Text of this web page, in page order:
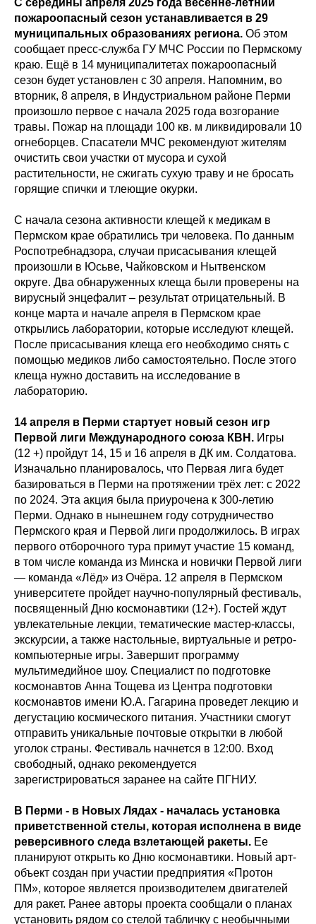
С середины апреля 2025 года весенне-летний
пожароопасный сезон устанавливается в 29
муниципальных образованиях региона. Об этом
сообщает пресс-служба ГУ МЧС России по Пермскому
краю. Ещё в 14 муниципалитетах пожароопасный
сезон будет установлен с 30 апреля. Напомним, во
вторник, 8 апреля, в Индустриальном районе Перми
произошло первое с начала 2025 года возгорание
травы. Пожар на площади 100 кв. м ликвидировали 10
огнеборцев. Спасатели МЧС рекомендуют жителям
очистить свои участки от мусора и сухой
растительности, не сжигать сухую траву и не бросать
горящие спички и тлеющие окурки.
С начала сезона активности клещей к медикам в
Пермском крае обратились три человека. По данным
Роспотребнадзора, случаи присасывания клещей
произошли в Юсьве, Чайковском и Нытвенском
округе. Два обнаруженных клеща были проверены на
вирусный энцефалит – результат отрицательный. В
конце марта и начале апреля в Пермском крае
открылись лаборатории, которые исследуют клещей.
После присасывания клеща его необходимо снять с
помощью медиков либо самостоятельно. После этого
клеща нужно доставить на исследование в
лабораторию.
14 апреля в Перми стартует новый сезон игр
Первой лиги Международного союза КВН. Игры
(12 +) пройдут 14, 15 и 16 апреля в ДК им. Солдатова.
Изначально планировалось, что Первая лига будет
базироваться в Перми на протяжении трёх лет: с 2022
по 2024. Эта акция была приурочена к 300-летию
Перми. Однако в нынешнем году сотрудничество
Пермского края и Первой лиги продолжилось. В играх
первого отборочного тура примут участие 15 команд,
в том числе команда из Минска и новички Первой лиги
— команда «Лёд» из Очёра. 12 апреля в Пермском
университете пройдет научно-популярный фестиваль,
посвященный Дню космонавтики (12+). Гостей ждут
увлекательные лекции, тематические мастер-классы,
экскурсии, а также настольные, виртуальные и ретро-
компьютерные игры. Завершит программу
мультимедийное шоу. Специалист по подготовке
космонавтов Анна Тощева из Центра подготовки
космонавтов имени Ю.А. Гагарина проведет лекцию и
дегустацию космического питания. Участники смогут
отправить уникальные почтовые открытки в любой
уголок страны. Фестиваль начнется в 12:00. Вход
свободный, однако рекомендуется
зарегистрироваться заранее на сайте ПГНИУ.
В Перми - в Новых Лядах - началась установка
приветственной стелы, которая исполнена в виде
реверсивного следа взлетающей ракеты. Ее
планируют открыть ко Дню космонавтики. Новый арт-
объект создан при участии предприятия «Протон
ПМ», которое является производителем двигателей
для ракет. Ранее авторы проекта сообщали о планах
установить рядом со стелой табличку с необычными